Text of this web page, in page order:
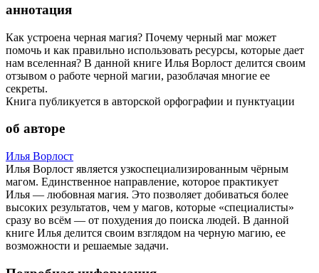
аннотация
Как устроена черная магия? Почему черный маг может
помочь и как правильно использовать ресурсы, которые дает
нам вселенная? В данной книге Илья Ворлост делится своим
отзывом о работе черной магии, разоблачая многие ее
секреты.
Книга публикуется в авторской орфографии и пунктуации
об авторе
Илья Ворлост
Илья Ворлост является узкоспециализированным чёрным
магом. Единственное направление, которое практикует
Илья — любовная магия. Это позволяет добиваться более
высоких результатов, чем у магов, которые «специалисты»
сразу во всём — от похудения до поиска людей. В данной
книге Илья делится своим взглядом на черную магию, ее
возможности и решаемые задачи.